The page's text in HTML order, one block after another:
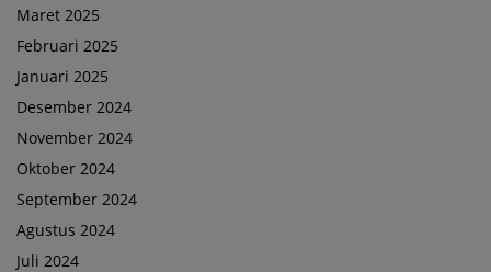
Maret 2025
Februari 2025
Januari 2025
Desember 2024
November 2024
Oktober 2024
September 2024
Agustus 2024
Juli 2024